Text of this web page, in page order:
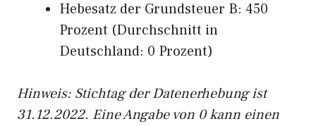
Hebesatz der Grundsteuer B: 450
Prozent (Durchschnitt in
Deutschland: 0 Prozent)
Hinweis: Stichtag der Datenerhebung ist
31.12.2022. Eine Angabe von 0 kann einen